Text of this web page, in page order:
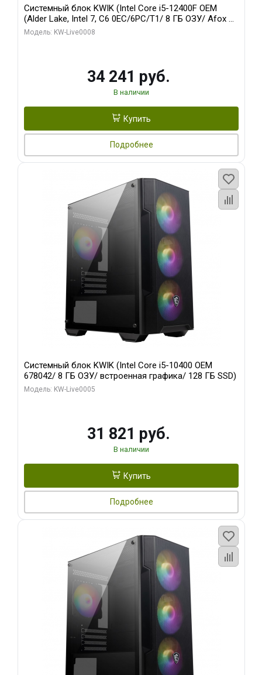
Системный блок KWIK (Intel Core i5-12400F OEM
(Alder Lake, Intel 7, C6 0EC/6PC/T1/ 8 ГБ ОЗУ/ Afox R5
220 1GB DDR3 64bit VGA DVI HDMI 1FAN LP RTL / 128
Модель: KW-Live0008
34 241 руб.
В наличии
Купить
Подробнее
Системный блок KWIK (Intel Core i5-10400 OEM
678042/ 8 ГБ ОЗУ/ встроенная графика/ 128 ГБ SSD)
Модель: KW-Live0005
31 821 руб.
В наличии
Купить
Подробнее